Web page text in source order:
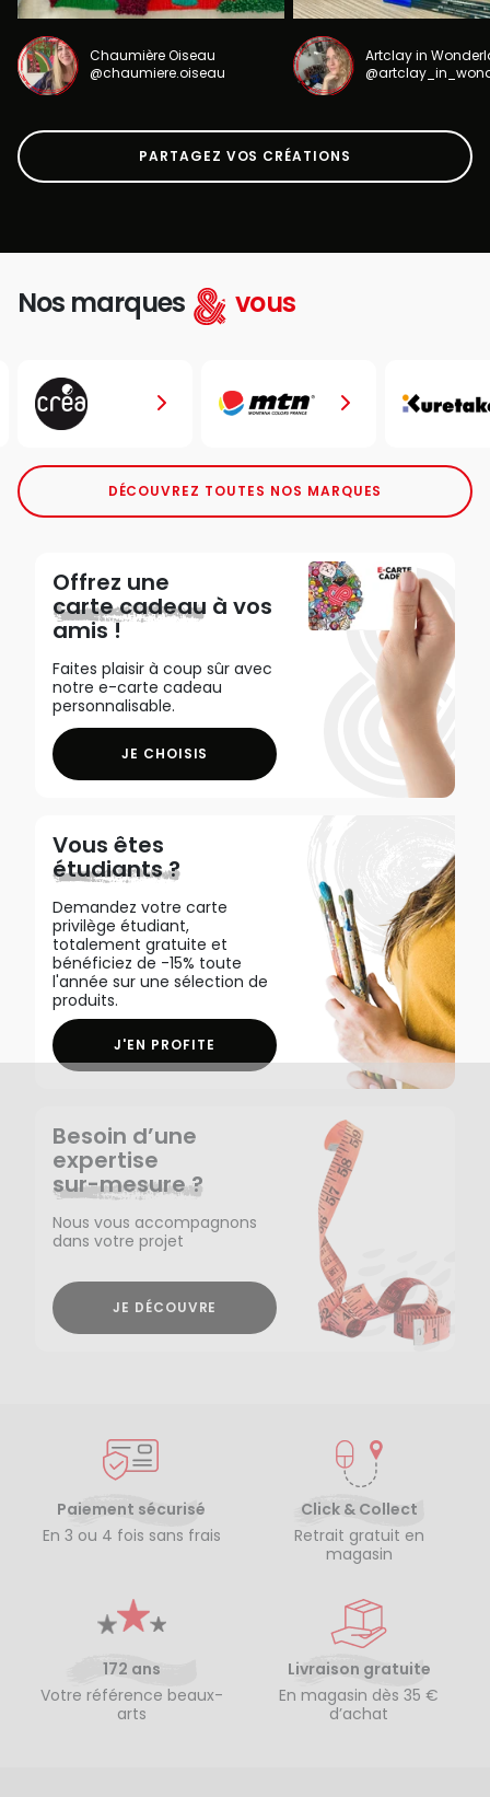
Chaumière Oiseau
@chaumiere.oiseau
Artclay in
PARTAGEZ VOS CRÉATIONS
Nos marques vous
DÉCOUVREZ TOUTES NOS MARQUES
Offrez une
carte cadeau à vos
amis !
Faites plaisir à coup sûr avec
notre e-carte cadeau
personnalisable.
JE CHOISIS
Vous êtes
étudiants ?
Demandez votre carte
privilège étudiant,
totalement gratuite et
bénéficiez de -15% toute
l'année sur une sélection de
produits.
J'EN PROFITE
Besoin d’une
expertise
sur-mesure ?
Nous vous accompagnons
dans votre projet
JE DÉCOUVRE
Paiement sécurisé
En 3 ou 4 fois sans frais
Click & Collect
Retrait gratuit en
magasin
172 ans
Votre référence beaux-
arts
Livraison gratuite
En magasin dès 35 €
d’achat